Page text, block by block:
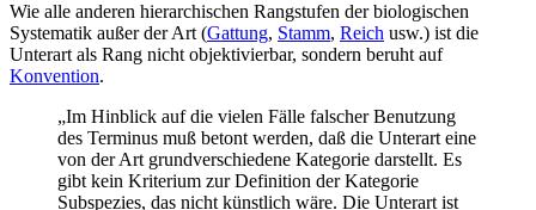
Wie alle anderen hierarchischen Rangstufen der biologischen
Systematik außer der Art (Gattung, Stamm, Reich usw.) ist die
Unterart als Rang nicht objektivierbar, sondern beruht auf
Konvention.
„Im Hinblick auf die vielen Fälle falscher Benutzung
des Terminus muß betont werden, daß die Unterart eine
von der Art grundverschiedene Kategorie darstellt. Es
gibt kein Kriterium zur Definition der Kategorie
Subspezies, das nicht künstlich wäre. Die Unterart ist